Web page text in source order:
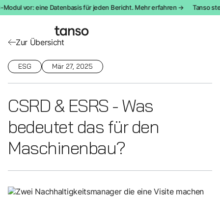
vor: eine Datenbasis für jeden Bericht. Mehr erfahren → Tanso
Zur Übersicht
ESG Mär 27, 2025
CSRD & ESRS - Was
bedeutet das für den
Maschinenbau?